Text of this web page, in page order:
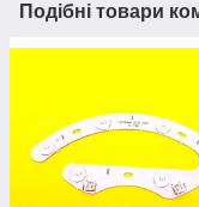
Подібні товари